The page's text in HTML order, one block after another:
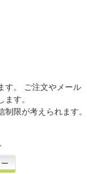
す。 ご注文やメール
す。
限が考えられます。